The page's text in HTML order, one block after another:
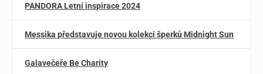
PANDORA Letní inspirace 2024
Messika představuje novou kolekci šperků Midnight Sun
Galavečeře Be Charity